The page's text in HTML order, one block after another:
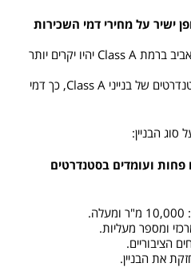
ישיר על מחירי דמי השכירות
דמי השכירות בנייני משרדים בתל אביב ברמת Class A יהיו יקרים יותר
ככל שהבניין חדיש יותר ועומד בסטנדרטים של בנייני Class A, כך דמי
הבניין:
או פחות ועומדים בסטנדרטים
ומספר מעליות.
הציבוריים.
את הבניין.